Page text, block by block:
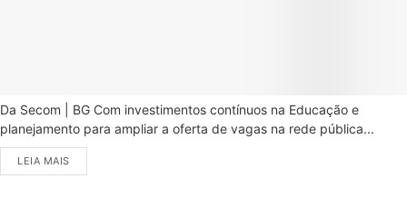
Da Secom | BG Com investimentos contínuos na Educação e
planejamento para ampliar a oferta de vagas na rede pública...
LEIA MAIS